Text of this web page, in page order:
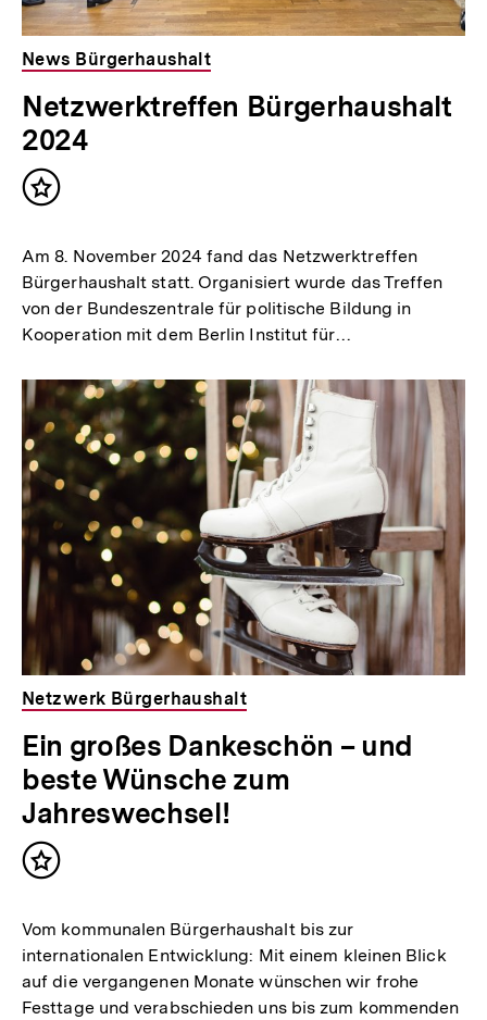
News Bürgerhaushalt
Netzwerktreffen Bürgerhaushalt
2024
Inhalt
Am 8. November 2024 fand das Netzwerktreffen
Bürgerhaushalt statt. Organisiert wurde das Treffen
von der Bundeszentrale für politische Bildung in
Kooperation mit dem Berlin Institut für…
Netzwerk Bürgerhaushalt
Ein großes Dankeschön – und
beste Wünsche zum
Jahreswechsel!
Inhalt
Vom kommunalen Bürgerhaushalt bis zur
internationalen Entwicklung: Mit einem kleinen Blick
auf die vergangenen Monate wünschen wir frohe
Festtage und verabschieden uns bis zum kommenden